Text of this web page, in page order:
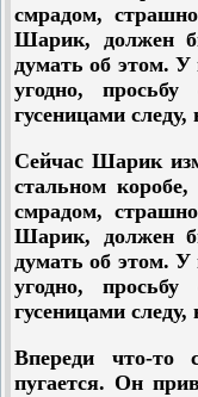
смрадом,
Шарик, должен
думать об этом. У
угодно,
гусеницами
Сейчас Шарик
стальном
смрадом,
Шарик, должен
думать об этом. У
угодно,
гусеницами
Впереди что-то
пугается. Он